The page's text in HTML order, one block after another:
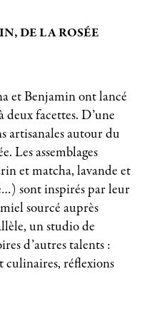
DE LA ROSÉE
et Benjamin ont lancé
facettes. D’une
artisanales autour du
Les assemblages
et matcha, lavande et
sont inspirés par leur
sourcé auprès
un studio de
d’autres talents :
culinaires, réflexions